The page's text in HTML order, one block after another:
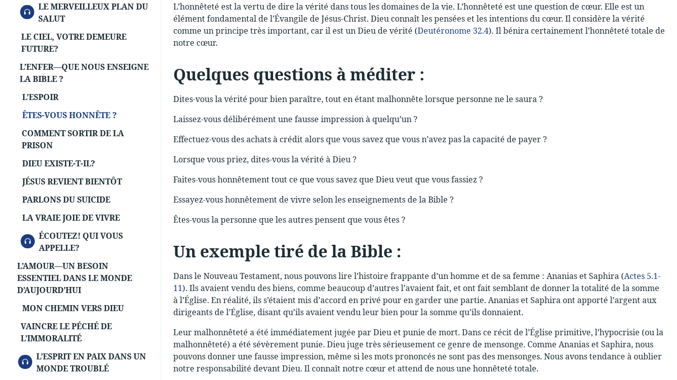
AUDIOLE MERVEILLEUX PLAN DU
SALUT
LE CIEL, VOTRE DEMEURE
FUTURE?
L’ENFER—QUE NOUS ENSEIGNE
LA BIBLE ?
L’ESPOIR
ÊTES-VOUS HONNÊTE ?
COMMENT SORTIR DE LA
PRISON
DIEU EXISTE-T-IL?
JÉSUS REVIENT BIENTÔT
PARLONS DU SUICIDE
LA VRAIE JOIE DE VIVRE
AUDIO
ÉCOUTEZ! QUI VOUS
APPELLE?
L’AMOUR—UN BESOIN
ESSENTIEL DANS LE MONDE
D’AUJOURD’HUI
MON CHEMIN VERS DIEU
VAINCRE LE PÉCHÉ DE
L’IMMORALITÉ
AUDIO
L’ESPRIT EN PAIX DANS UN
MONDE TROUBLÉ
L’honnêteté est la vertu de dire la vérité dans tous les domaines de la vie. L’honnêteté est une question de cœur. Elle est un
élément fondamental de l’Évangile de Jésus-Christ. Dieu connaît les pensées et les intentions du cœur. Il considère la vérité
comme un principe très important, car il est un Dieu de vérité (Deutéronome 32.4). Il bénira certainement l’honnêteté totale de
notre cœur.
Quelques questions à méditer :
Dites-vous la vérité pour bien paraître, tout en étant malhonnête lorsque personne ne le saura ?
Laissez-vous délibérément une fausse impression à quelqu’un ?
Effectuez-vous des achats à crédit alors que vous savez que vous n’avez pas la capacité de payer ?
Lorsque vous priez, dites-vous la vérité à Dieu ?
Faites-vous honnêtement tout ce que vous savez que Dieu veut que vous fassiez ?
Essayez-vous honnêtement de vivre selon les enseignements de la Bible ?
Êtes-vous la personne que les autres pensent que vous êtes ?
Un exemple tiré de la Bible :
Dans le Nouveau Testament, nous pouvons lire l’histoire frappante d’un homme et de sa femme : Ananias et Saphira (Actes 5.1-
11). Ils avaient vendu des biens, comme beaucoup d’autres l’avaient fait, et ont fait semblant de donner la totalité de la somme
à l’Église. En réalité, ils s’étaient mis d’accord en privé pour en garder une partie. Ananias et Saphira ont apporté l’argent aux
dirigeants de l’Église, disant qu’ils avaient vendu leur bien pour la somme qu’ils donnaient.
Leur malhonnêteté a été immédiatement jugée par Dieu et punie de mort. Dans ce récit de l’Église primitive, l’hypocrisie (ou la
malhonnêteté) a été sévèrement punie. Dieu juge très sérieusement ce genre de mensonge. Comme Ananias et Saphira, nous
pouvons donner une fausse impression, même si les mots prononcés ne sont pas des mensonges. Nous avons tendance à oublier
notre responsabilité devant Dieu. Il connaît notre cœur et attend de nous une honnêteté totale.